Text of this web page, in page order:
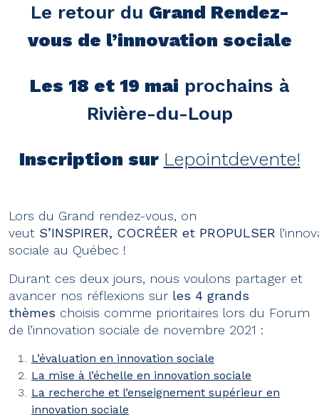
Le retour du Grand Rendez-
vous de l’innovation sociale
Les 18 et 19 mai prochains à
Rivière-du-Loup
Inscription sur Lepointdevente!
Lors du Grand rendez-vous, on
veut S’INSPIRER, COCRÉER et PROPULSER
sociale au Québec !
Durant ces deux jours, nous voulons partager et
avancer nos réflexions sur les 4 grands
thèmes choisis comme prioritaires lors du Forum
de l’innovation sociale de novembre 2021 :
L’évaluation en innovation sociale
La mise à l’échelle en innovation sociale
La recherche et l’enseignement supérieur en
innovation sociale